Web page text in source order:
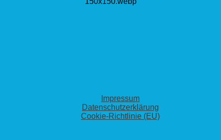
Impressum
Datenschutzerklärung
Cookie-Richtlinie (EU)